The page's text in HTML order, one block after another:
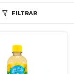
FILTRAR